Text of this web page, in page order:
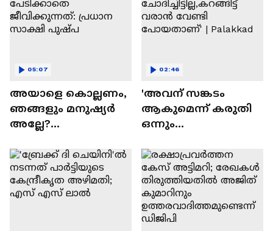
അയാളെ കൊല്ലണം,
ഞങ്ങളും മനുഷ്യർ
അല്ലേ?
പേടിക്കാതെ
ജീവിക്കുന്നത്: പ്രധാന
സാക്ഷി പുഷ്പ
05:07
'അവന് സങ്കടം
ആകുമെന്ന് കരുതി
ഒന്നും
വരാൻ വേണ്ടി
പോയതാണ്' |
Palakkad
02:46